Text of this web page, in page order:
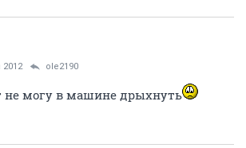
2012 ole2190
не могу в машине дрыхнуть